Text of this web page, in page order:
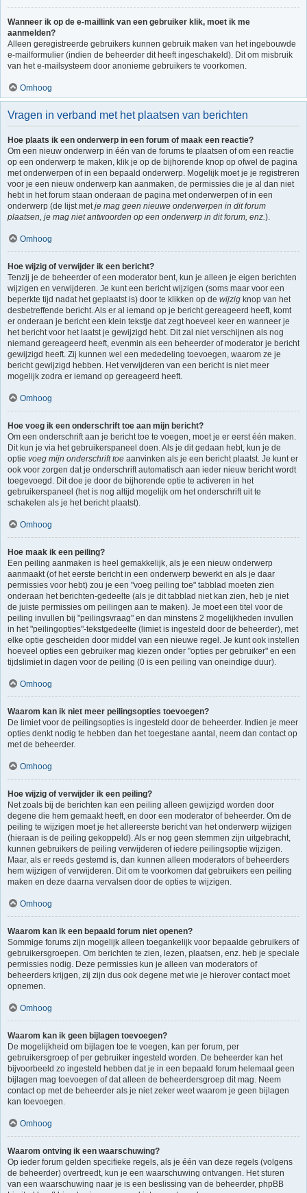
Wanneer ik op de e-maillink van een gebruiker klik, moet ik me
aanmelden?
Alleen geregistreerde gebruikers kunnen gebruik maken van het ingebouwde
e-mailformulier (indien de beheerder dit heeft ingeschakeld). Dit om misbruik
van het e-mailsysteem door anonieme gebruikers te voorkomen.
Omhoog
Vragen in verband met het plaatsen van berichten
Hoe plaats ik een onderwerp in een forum of maak een reactie?
Om een nieuw onderwerp in één van de forums te plaatsen of om een reactie
op een onderwerp te maken, klik je op de bijhorende knop op ofwel de pagina
met onderwerpen of in een bepaald onderwerp. Mogelijk moet je je registreren
voor je een nieuw onderwerp kan aanmaken, de permissies die je al dan niet
hebt in het forum staan onderaan de pagina met onderwerpen of in een
onderwerp (de lijst metje mag geen nieuwe onderwerpen in dit forum
plaatsen, je mag niet antwoorden op een onderwerp in dit forum, enz.).
Omhoog
Hoe wijzig of verwijder ik een bericht?
Tenzij je de beheerder of een moderator bent, kun je alleen je eigen berichten
wijzigen en verwijderen. Je kunt een bericht wijzigen (soms maar voor een
beperkte tijd nadat het geplaatst is) door te klikken op de wijzig knop van het
desbetreffende bericht. Als er al iemand op je bericht gereageerd heeft, komt
er onderaan je bericht een klein tekstje dat zegt hoeveel keer en wanneer je
het bericht voor het laatst je gewijzigd hebt. Dit zal niet verschijnen als nog
niemand gereageerd heeft, evenmin als een beheerder of moderator je bericht
gewijzigd heeft. Zij kunnen wel een mededeling toevoegen, waarom ze je
bericht gewijzigd hebben. Het verwijderen van een bericht is niet meer
mogelijk zodra er iemand op gereageerd heeft.
Omhoog
Hoe voeg ik een onderschrift toe aan mijn bericht?
Om een onderschrift aan je bericht toe te voegen, moet je er eerst één maken.
Dit kun je via het gebruikerspaneel doen. Als je dit gedaan hebt, kun je de
optie voeg mijn onderschrift toe aanvinken als je een bericht plaatst. Je kunt er
ook voor zorgen dat je onderschrift automatisch aan ieder nieuw bericht wordt
toegevoegd. Dit doe je door de bijhorende optie te activeren in het
gebruikerspaneel (het is nog altijd mogelijk om het onderschrift uit te
schakelen als je het bericht plaatst).
Omhoog
Hoe maak ik een peiling?
Een peiling aanmaken is heel gemakkelijk, als je een nieuw onderwerp
aanmaakt (of het eerste bericht in een onderwerp bewerkt en als je daar
permissies voor hebt) zou je een "voeg peiling toe" tabblad moeten zien
onderaan het berichten-gedeelte (als je dit tabblad niet kan zien, heb je niet
de juiste permissies om peilingen aan te maken). Je moet een titel voor de
peiling invullen bij "peilingsvraag" en dan minstens 2 mogelijkheden invullen
in het "peilingopties"-tekstgedeelte (limiet is ingesteld door de beheerder), met
elke optie gescheiden door middel van een nieuwe regel. Je kunt ook instellen
hoeveel opties een gebruiker mag kiezen onder "opties per gebruiker" en een
tijdslimiet in dagen voor de peiling (0 is een peiling van oneindige duur).
Omhoog
Waarom kan ik niet meer peilingsopties toevoegen?
De limiet voor de peilingsopties is ingesteld door de beheerder. Indien je meer
opties denkt nodig te hebben dan het toegestane aantal, neem dan contact op
met de beheerder.
Omhoog
Hoe wijzig of verwijder ik een peiling?
Net zoals bij de berichten kan een peiling alleen gewijzigd worden door
degene die hem gemaakt heeft, en door een moderator of beheerder. Om de
peiling te wijzigen moet je het allereerste bericht van het onderwerp wijzigen
(hieraan is de peiling gekoppeld). Als er nog geen stemmen zijn uitgebracht,
kunnen gebruikers de peiling verwijderen of iedere peilingsoptie wijzigen.
Maar, als er reeds gestemd is, dan kunnen alleen moderators of beheerders
hem wijzigen of verwijderen. Dit om te voorkomen dat gebruikers een peiling
maken en deze daarna vervalsen door de opties te wijzigen.
Omhoog
Waarom kan ik een bepaald forum niet openen?
Sommige forums zijn mogelijk alleen toegankelijk voor bepaalde gebruikers of
gebruikersgroepen. Om berichten te zien, lezen, plaatsen, enz. heb je speciale
permissies nodig. Deze permissies kun je alleen van moderators of
beheerders krijgen, zij zijn dus ook degene met wie je hierover contact moet
opnemen.
Omhoog
Waarom kan ik geen bijlagen toevoegen?
De mogelijkheid om bijlagen toe te voegen, kan per forum, per
gebruikersgroep of per gebruiker ingesteld worden. De beheerder kan het
bijvoorbeeld zo ingesteld hebben dat je in een bepaald forum helemaal geen
bijlagen mag toevoegen of dat alleen de beheerdersgroep dit mag. Neem
contact op met de beheerder als je niet zeker weet waarom je geen bijlagen
kan toevoegen.
Omhoog
Waarom ontving ik een waarschuwing?
Op ieder forum gelden specifieke regels, als je één van deze regels (volgens
de beheerder) overtreedt, kun je een waarschuwing ontvangen. Het sturen
van een waarschuwing naar je is een beslissing van de beheerder, phpBB